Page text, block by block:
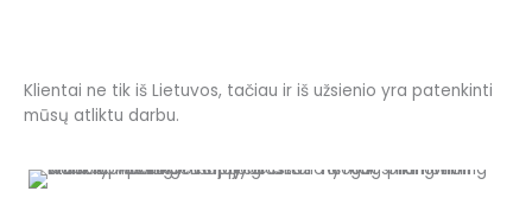
Klientai ne tik iš Lietuvos, tačiau ir iš užsienio yra patenkinti
mūsų atliktu darbu.